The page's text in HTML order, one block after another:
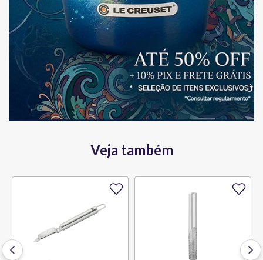
Veja também